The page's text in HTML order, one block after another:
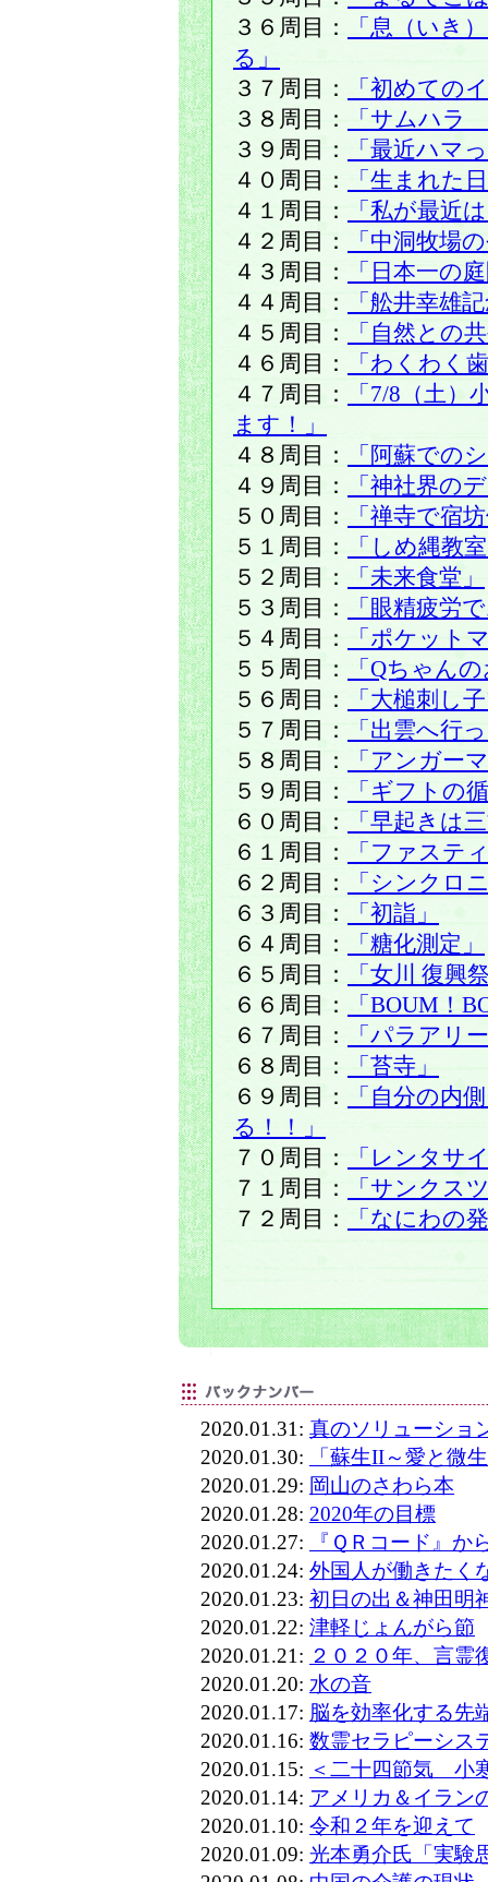
３６周目：
「息（いき
る」
３７周目：
「初めての
３８周目：
「サムハラ
３９周目：
「最近ハマ
４０周目：
「生まれた
４１周目：
「私が最近
４２周目：
「中洞牧場
４３周目：
「日本一の
４４周目：
「舩井幸雄
４５周目：
「自然との
４６周目：
「わくわく
４７周目：
「7/8（土
ます！」
４８周目：
「阿蘇での
４９周目：
「神社界の
５０周目：
「禅寺で宿
５１周目：
「しめ縄教
５２周目：
「未来食堂」
５３周目：
「眼精疲労
５４周目：
「ポケット
５５周目：
「Qちゃん
５６周目：
「大槌刺し
５７周目：
「出雲へ行
５８周目：
「アンガー
５９周目：
「ギフトの
６０周目：
「早起きは
６１周目：
「ファステ
６２周目：
「シンクロ
６３周目：
「初詣」
６４周目：
「糖化測定」
６５周目：
「女川 復興
６６周目：
「BOUM！
６７周目：
「パラアリ
６８周目：
「苔寺」
６９周目：
「自分の内
る！！」
７０周目：
「レンタサ
７１周目：
「サンクス
７２周目：
「なにわの
2020.01.31: 真のソリューショ
2020.01.30:
「蘇生II～愛と微
2020.01.29: 岡山のさわら本
2020.01.28: 2020年の目標
2020.01.27:
『ＱＲコード』か
2020.01.24: 外国人が働きたく
2020.01.23: 初日の出＆神田明
2020.01.22: 津軽じょんがら節
2020.01.21: ２０２０年、言霊
2020.01.20: 水の音
2020.01.17: 脳を効率化する先
2020.01.16: 数霊セラピーシス
2020.01.15: ＜二十四節気 小
2020.01.14: アメリカ＆イラン
2020.01.10: 令和２年を迎えて
2020.01.09: 光本勇介氏「実験